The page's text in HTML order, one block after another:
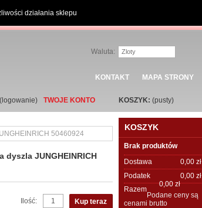
Waluta: Zloty
KONTAKT MAPA STRONY
logowanie) TWOJE KONTO KOSZYK: (pusty)
50460924
dyszla JUNGHEINRICH
Kup teraz
Ilość:
KOSZYK
Brak produktów
0,00 zł
Dostawa
0,00 zł
Podatek
0,00 zł
Razem
Podane ceny są
cenami brutto
działania sklepu